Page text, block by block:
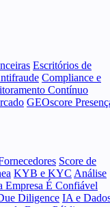
Escritórios de
Compliance e
Contínuo
GEOscore
Score de
KYB e KYC Análise
Empresa É Confiável
Diligence IA e